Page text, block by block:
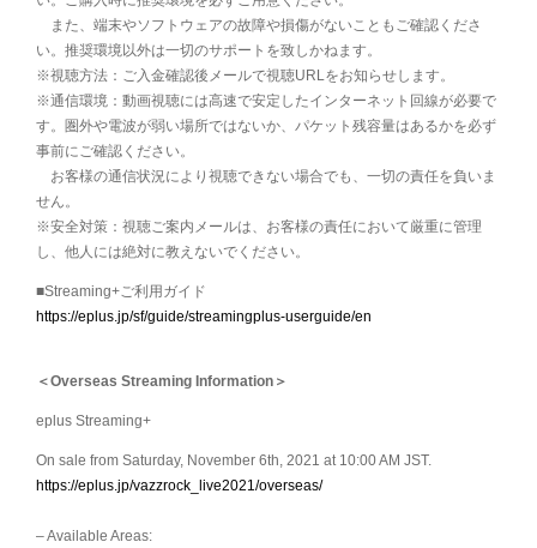
また、端末やソフトウェアの故障や損傷がないこともご確認くださ
い。推奨環境以外は一切のサポートを致しかねます。
※視聴方法：ご入金確認後メールで視聴URLをお知らせします。
※通信環境：動画視聴には高速で安定したインターネット回線が必要で
す。圏外や電波が弱い場所ではないか、パケット残容量はあるかを必ず
事前にご確認ください。
お客様の通信状況により視聴できない場合でも、一切の責任を負いま
せん。
※安全対策：視聴ご案内メールは、お客様の責任において厳重に管理
し、他人には絶対に教えないでください。
■Streaming+ご利用ガイド
https://eplus.jp/sf/guide/streamingplus-userguide/en
＜Overseas Streaming Information＞
eplus Streaming+
On sale from Saturday, November 6th, 2021 at 10:00 AM JST.
https://eplus.jp/vazzrock_live2021/overseas/
– Available Areas: